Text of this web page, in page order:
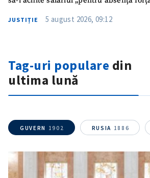
JUSTIȚIE 5 august 2026, 09:12
Tag-uri populare din
ultima lună
GUVERN 1902 RUSIA 1886
ȘTIREA MEA